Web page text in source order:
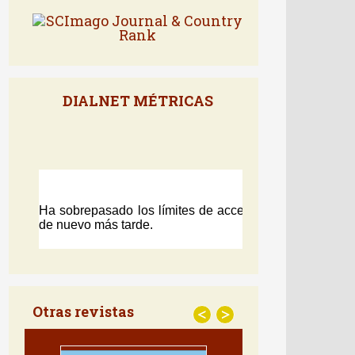
DIALNET MÉTRICAS
Otras revistas < >